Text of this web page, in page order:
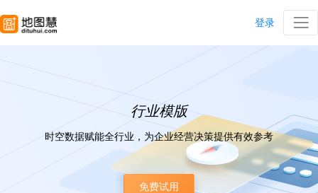
登录
行业模版
时空数据赋能全行业，为企业经营决策提供有效参考
免费试用